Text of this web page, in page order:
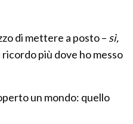
di mettere a posto – sì,
più dove ho messo
un mondo: quello